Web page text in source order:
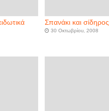
Σπανάκι και σίδηρος
30 Οκτωβρίου, 2008